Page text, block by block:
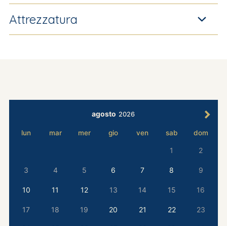
Attrezzatura
agosto 2026
lun mar mer gio ven sab dom
1 2
3 4 5 6 7 8 9
10 11 12 13 14 15 16
17 18 19 20 21 22 23